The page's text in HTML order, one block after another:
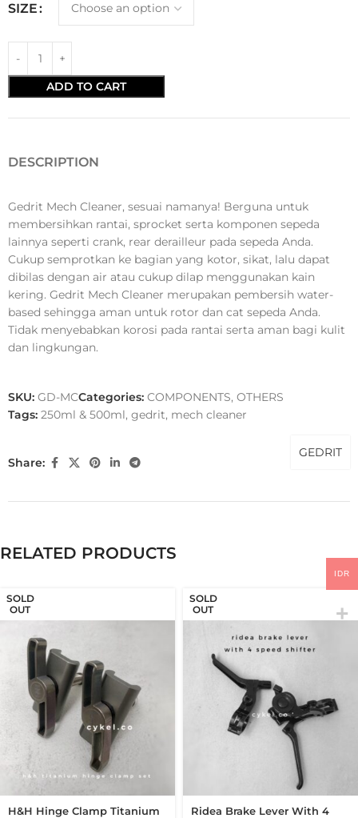
SIZE
ADD TO CART
DESCRIPTION
Gedrit Mech Cleaner, sesuai namanya! Berguna untuk
membersihkan rantai, sprocket serta komponen sepeda
lainnya seperti crank, rear derailleur pada sepeda Anda.
Cukup semprotkan ke bagian yang kotor, sikat, lalu dapat
dibilas dengan air atau cukup dilap menggunakan kain
kering. Gedrit Mech Cleaner merupakan pembersih water-
based sehingga aman untuk rotor dan cat sepeda Anda.
Tidak menyebabkan korosi pada rantai serta aman bagi kulit
dan lingkungan.
SKU: GD-MCCategories: COMPONENTS, OTHERS
Tags: 250ml & 500ml, gedrit, mech cleaner
Share:
GEDRIT
RELATED PRODUCTS
SOLD
OUT
H&H Hinge Clamp Titanium
SOLD
OUT
Ridea Brake Lever With 4
IDR